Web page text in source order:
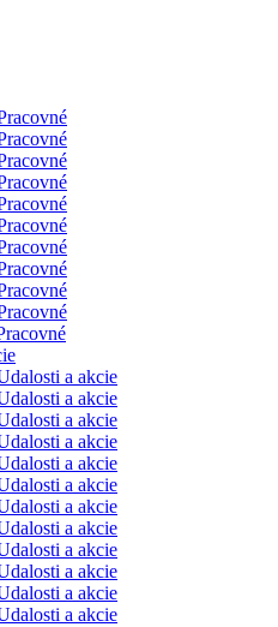
a akcie
a akcie
a akcie
a akcie
a akcie
a akcie
a akcie
a akcie
a akcie
a akcie
a akcie
a akcie